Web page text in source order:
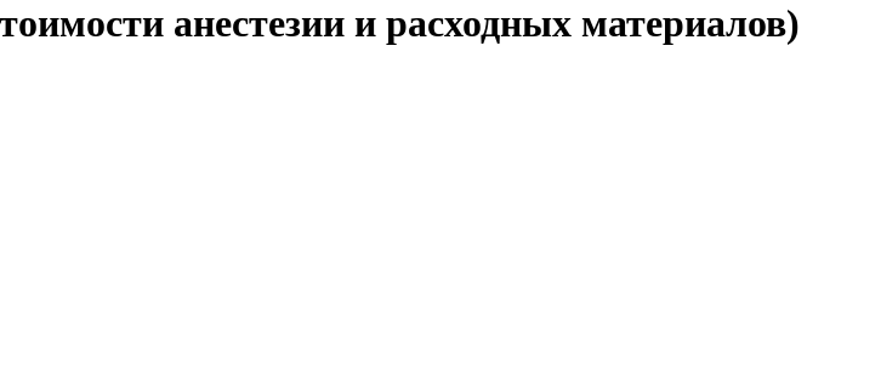
анестезии и расходных материалов)